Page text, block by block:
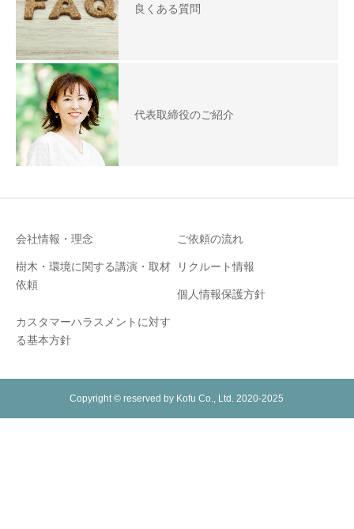
良くある質問
代表取締役のご紹介
会社情報・理念 ご依頼の流れ
樹木・環境に関する講演・取材
依頼
リクルート情報
個人情報保護方針
カスタマーハラスメントに対す
る基本方針
Copyright © reserved by Kofu Co., Ltd. 2020-2025